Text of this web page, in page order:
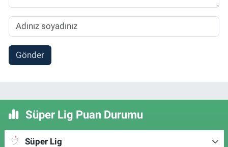
Gönder
Süper Lig Puan Durumu
Süper Lig